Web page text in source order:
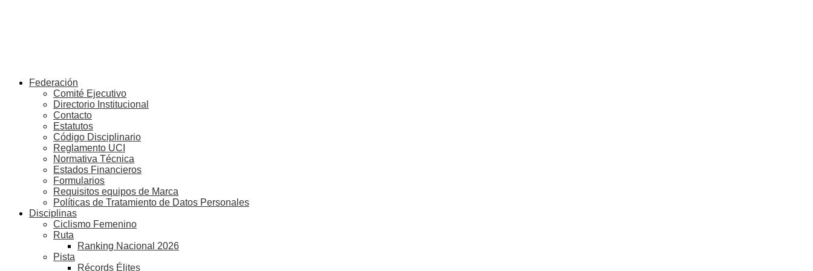
Federación
Comité Ejecutivo
Directorio Institucional
Contacto
Estatutos
Código Disciplinario
Reglamento UCI
Normativa Técnica
Estados Financieros
Formularios
Requisitos equipos de Marca
Políticas de Tratamiento de Datos Personales
Disciplinas
Ciclismo Femenino
Ruta
Ranking Nacional 2026
Pista
Récords Élites